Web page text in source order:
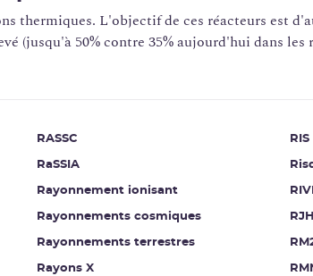
thermiques. L'objectif de ces réacteurs est
(jusqu'à 50% contre 35% aujourd'hui dans
RASSC
RaSSIA
Rayonnement ionisant
Rayonnements cosmiques
Rayonnements terrestres
Rayons X
RIS
RJH